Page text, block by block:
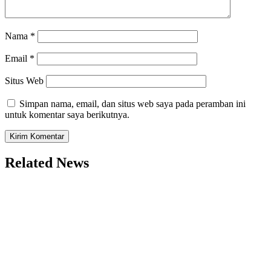
Nama *
Email *
Situs Web
Simpan nama, email, dan situs web saya pada peramban ini
untuk komentar saya berikutnya.
Related News